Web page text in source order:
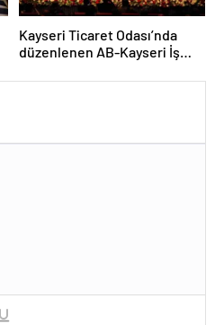
Kayseri Ticaret Odası’nda
düzenlenen AB-Kayseri İş
ve dijitalleşme vurgusu